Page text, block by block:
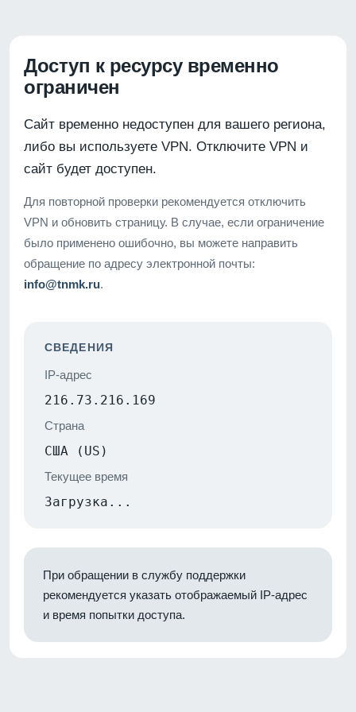
Доступ к ресурсу временно
ограничен
Сайт временно недоступен для вашего региона,
либо вы используете VPN. Отключите VPN и
сайт будет доступен.
Для повторной проверки рекомендуется отключить
VPN и обновить страницу. В случае, если ограничение
было применено ошибочно, вы можете направить
обращение по адресу электронной почты:
info@tnmk.ru.
СВЕДЕНИЯ
IP-адрес
216.73.216.169
Страна
США (US)
Текущее время
Загрузка...
При обращении в службу поддержки
рекомендуется указать отображаемый IP-адрес
и время попытки доступа.